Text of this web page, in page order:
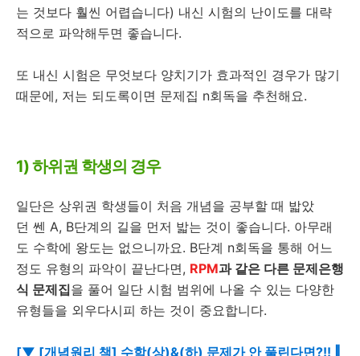
는 것보다 훨씬 어렵습니다) 내신 시험의 난이도를 대략
적으로 파악해두면 좋습니다.
또 내신 시험은 무엇보다 양치기가 효과적인 경우가 많기
때문에, 저는 되도록이면 문제집 n회독을 추천해요.
1) 하위권 학생의 경우
일단은 상위권 학생들이 처음 개념을 공부할 때 밟았
던 쎈 A, B단계의 길을 먼저 밟는 것이 좋습니다. 아무래
도 수학에 왕도는 없으니까요. B단계 n회독을 통해 어느
정도 유형의 파악이 끝난다면, RPM과 같은 다른 문제은행
식 문제집을 풀어 일단 시험 범위에 나올 수 있는 다양한
유형들을 외우다시피 하는 것이 중요합니다.
[▼ [개념원리 책] 수학(상)&(하) 문제가 안 풀린다면?!! ‖